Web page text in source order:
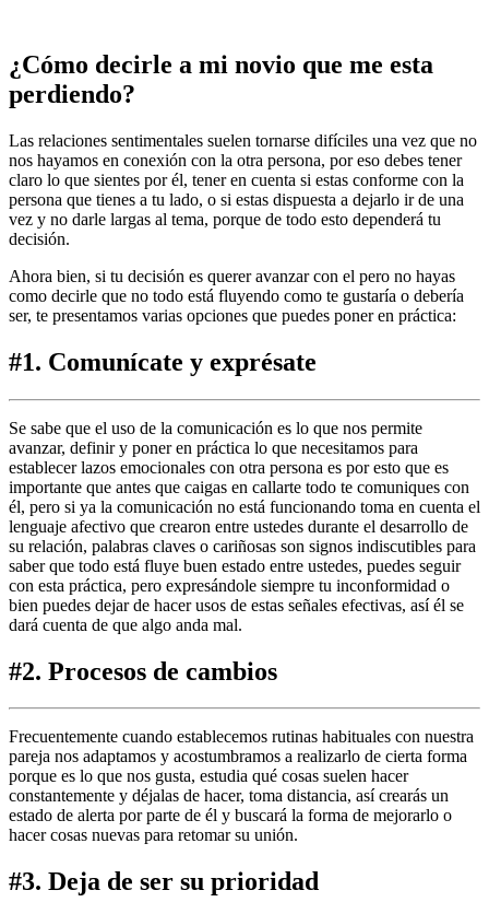
content
¿Cómo decirle a mi novio que me esta
perdiendo?
Las relaciones sentimentales suelen tornarse difíciles una vez que no
nos hayamos en conexión con la otra persona, por eso debes tener
claro lo que sientes por él, tener en cuenta si estas conforme con la
persona que tienes a tu lado, o si estas dispuesta a dejarlo ir de una
vez y no darle largas al tema, porque de todo esto dependerá tu
decisión.
Ahora bien, si tu decisión es querer avanzar con el pero no hayas
como decirle que no todo está fluyendo como te gustaría o debería
ser, te presentamos varias opciones que puedes poner en práctica:
#1. Comunícate y exprésate
Se sabe que el uso de la comunicación es lo que nos permite
avanzar, definir y poner en práctica lo que necesitamos para
establecer lazos emocionales con otra persona es por esto que es
importante que antes que caigas en callarte todo te comuniques con
él, pero si ya la comunicación no está funcionando toma en cuenta el
lenguaje afectivo que crearon entre ustedes durante el desarrollo de
su relación, palabras claves o cariñosas son signos indiscutibles para
saber que todo está fluye buen estado entre ustedes, puedes seguir
con esta práctica, pero expresándole siempre tu inconformidad o
bien puedes dejar de hacer usos de estas señales efectivas, así él se
dará cuenta de que algo anda mal.
#2. Procesos de cambios
Frecuentemente cuando establecemos rutinas habituales con nuestra
pareja nos adaptamos y acostumbramos a realizarlo de cierta forma
porque es lo que nos gusta, estudia qué cosas suelen hacer
constantemente y déjalas de hacer, toma distancia, así crearás un
estado de alerta por parte de él y buscará la forma de mejorarlo o
hacer cosas nuevas para retomar su unión.
#3. Deja de ser su prioridad